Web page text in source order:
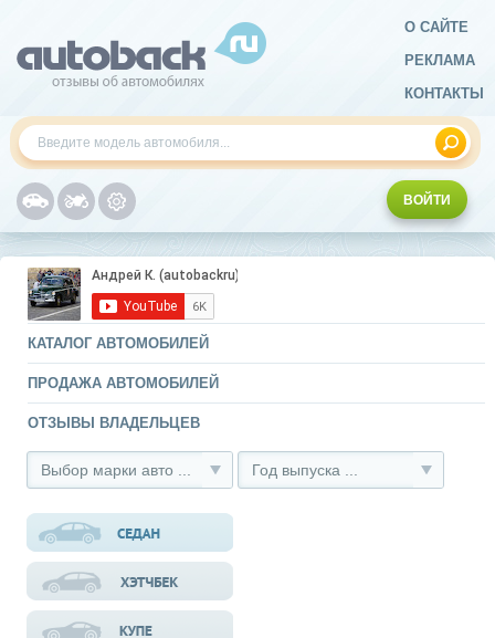
О САЙТЕ
РЕКЛАМА
КОНТАКТЫ
ВОЙТИ
КАТАЛОГ АВТОМОБИЛЕЙ
ПРОДАЖА АВТОМОБИЛЕЙ
ОТЗЫВЫ ВЛАДЕЛЬЦЕВ
Выбор марки авто ... Год выпуска ...